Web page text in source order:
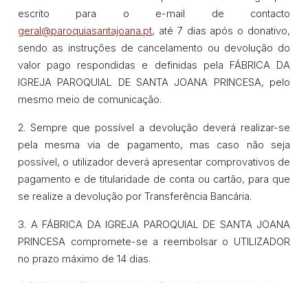
escrito para o e-mail de contacto
geral@paroquiasantajoana.pt, até 7 dias após o donativo,
sendo as instruções de cancelamento ou devolução do
valor pago respondidas e definidas pela FÁBRICA DA
IGREJA PAROQUIAL DE SANTA JOANA PRINCESA, pelo
mesmo meio de comunicação.
2. Sempre que possível a devolução deverá realizar-se
pela mesma via de pagamento, mas caso não seja
possível, o utilizador deverá apresentar comprovativos de
pagamento e de titularidade de conta ou cartão, para que
se realize a devolução por Transferência Bancária.
3. A FÁBRICA DA IGREJA PAROQUIAL DE SANTA JOANA
PRINCESA compromete-se a reembolsar o UTILIZADOR
no prazo máximo de 14 dias.